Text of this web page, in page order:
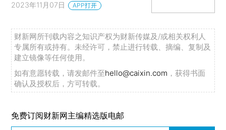
2023年11月07日 APP打开
财新网所刊载内容之知识产权为财新传媒及/或相关权利人
专属所有或持有。未经许可，禁止进行转载、摘编、复制及
建立镜像等任何使用。
如有意愿转载，请发邮件至hello@caixin.com ，获得书面
确认及授权后，方可转载。
免费订阅财新网主编精选版电邮